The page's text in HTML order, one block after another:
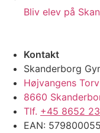
Bliv elev på
Kontakt
Skanderborg
Højvangens
8660
Tlf. +45 8652
EAN: